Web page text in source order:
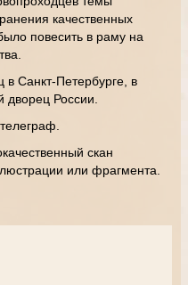
качественных
повесить в раму на
Санкт-Петербурге, в
России.
скан
или фрагмента.